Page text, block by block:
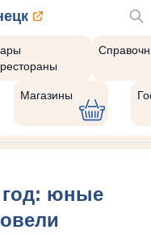
Магазины
юные